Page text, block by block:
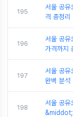
195
서울 공유
격 총정리
196
서울 공유
가격까지
197
서울 공유
완벽 분석
198
서울 공유
&middot;